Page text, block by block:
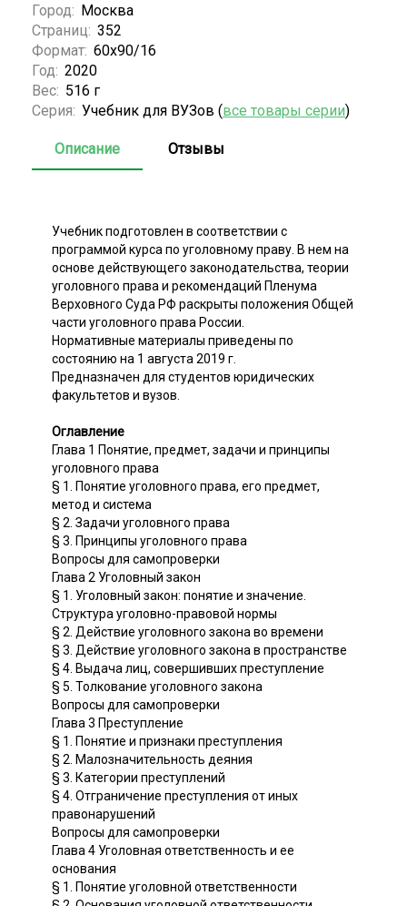
Город: Москва
Страниц: 352
Формат: 60x90/16
Год: 2020
Вес: 516 г
Серия: Учебник для ВУЗов (все товары серии)
Описание Отзывы
Учебник подготовлен в соответствии с
программой курса по уголовному праву. В нем на
основе действующего законодательства, теории
уголовного права и рекомендаций Пленума
Верховного Суда РФ раскрыты положения Общей
части уголовного права России.
Нормативные материалы приведены по
состоянию на 1 августа 2019 г.
Предназначен для студентов юридических
факультетов и вузов.
Оглавление
Глава 1 Понятие, предмет, задачи и принципы
уголовного права
§ 1. Понятие уголовного права, его предмет,
метод и система
§ 2. Задачи уголовного права
§ 3. Принципы уголовного права
Вопросы для самопроверки
Глава 2 Уголовный закон
§ 1. Уголовный закон: понятие и значение.
Структура уголовно-правовой нормы
§ 2. Действие уголовного закона во времени
§ 3. Действие уголовного закона в пространстве
§ 4. Выдача лиц, совершивших преступление
§ 5. Толкование уголовного закона
Вопросы для самопроверки
Глава 3 Преступление
§ 1. Понятие и признаки преступления
§ 2. Малозначительность деяния
§ 3. Категории преступлений
§ 4. Отграничение преступления от иных
правонарушений
Вопросы для самопроверки
Глава 4 Уголовная ответственность и ее
основания
§ 1. Понятие уголовной ответственности